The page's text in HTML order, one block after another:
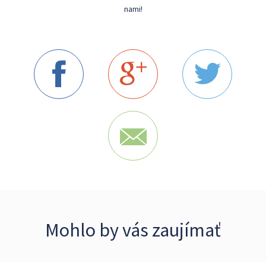
nami!
Mohlo by vás zaujímať